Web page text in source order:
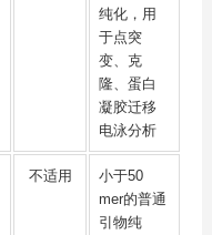
纯化，用
于点突
变、克
隆、蛋白
凝胶迁移
电泳分析
不适用
小于50
mer的普通
引物纯